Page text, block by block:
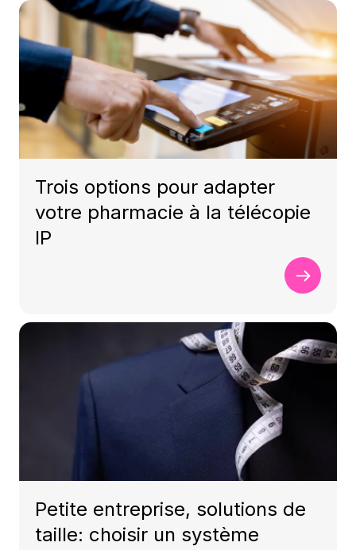
Trois options pour adapter
votre pharmacie à la télécopie
IP
Petite entreprise, solutions de
taille: choisir un système